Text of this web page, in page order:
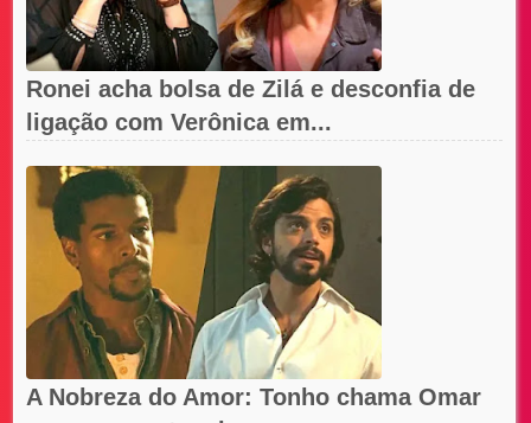
Ronei acha bolsa de Zilá e desconfia de
ligação com Verônica em...
A Nobreza do Amor: Tonho chama Omar